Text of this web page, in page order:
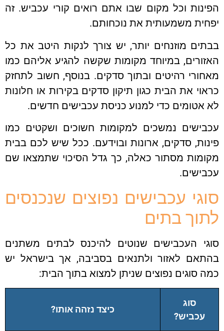
וכל מקום שבו אתם רואים קורי עכביש. זה
משמעותית את נוכחותם.
מוזנחים יותר, יש צורך לנקות היטב את כל
במיוחד מקומות שקשה להגיע אליהם כמו
רהיטים ובתוך סדקים. בנוסף, חשוב לתחזק
את הבית כגון תיקון סדקים בקירות או חלונות
אטומים כדי למנוע כניסת עכבישים חדשים.
נמשכים למקומות חשוכים ושקטים כמו
סדקים, ארונות ובוידעם. ככל שיש לכם בבית
מסתור כאלה, כך גדל הסיכוי שתמצאו שם
עכבישים נפוצים שנכנסים
בתים
העכבישים שנוטים להיכנס לבתים משתנים
לאזור ולתנאים בסביבה, אך בישראל יש
סוגים נפוצים שניתן למצוא בתוך הבית:
עכביש?
כיצד נזהה אותו?